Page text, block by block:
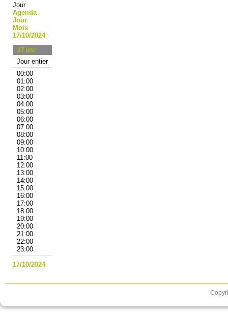
Jour
Agenda
Jour
Mois
17/10/2024
17 jeu
Jour entier
00:00
01:00
02:00
03:00
04:00
05:00
06:00
07:00
08:00
09:00
10:00
11:00
12:00
13:00
14:00
15:00
16:00
17:00
18:00
19:00
20:00
21:00
22:00
23:00
17/10/2024